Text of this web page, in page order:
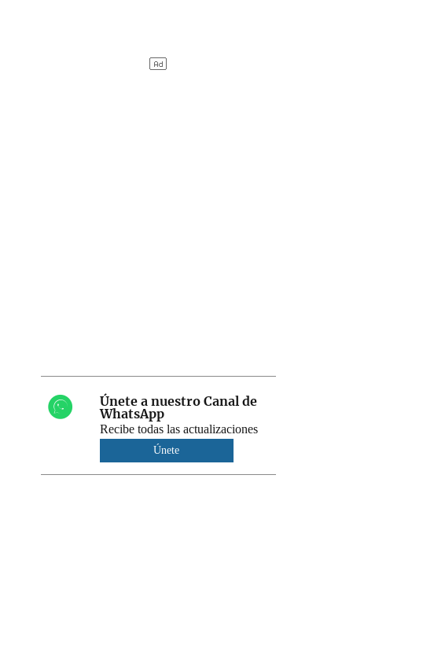
Únete a nuestro Canal de
WhatsApp
Recibe todas las actualizaciones
Únete